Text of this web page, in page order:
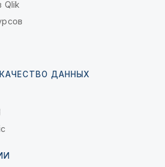
Qlik
ДАННЫХ